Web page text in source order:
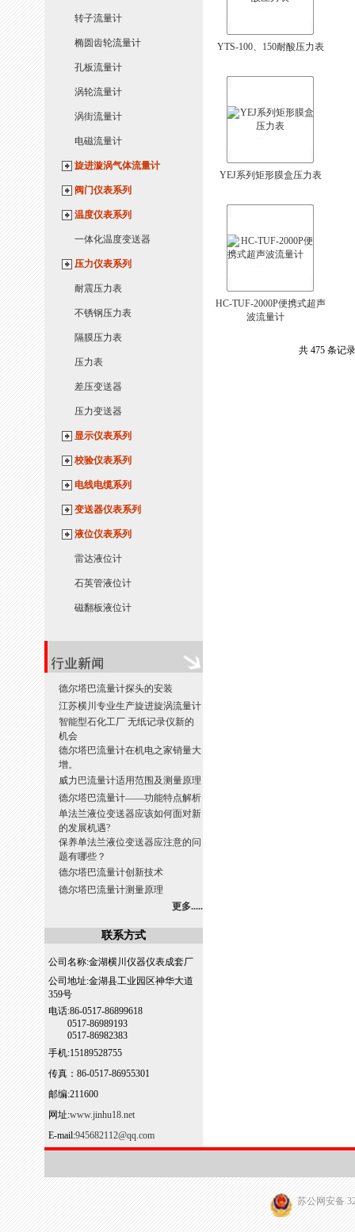
转子流量计
椭圆齿轮流量计
孔板流量计
涡轮流量计
涡街流量计
电磁流量计
旋进漩涡气体流量计
阀门仪表系列
温度仪表系列
一体化温度变送器
压力仪表系列
耐震压力表
不锈钢压力表
隔膜压力表
压力表
差压变送器
压力变送器
显示仪表系列
校验仪表系列
电线电缆系列
变送器仪表系列
液位仪表系列
雷达液位计
石英管液位计
磁翻板液位计
德尔塔巴流量计探头的安装
江苏横川专业生产旋进旋涡流量计
智能型石化工厂 无纸记录仪新的
机会
德尔塔巴流量计在机电之家销量大
增。
威力巴流量计适用范围及测量原理
德尔塔巴流量计——功能特点解析
单法兰液位变送器应该如何面对新
的发展机遇?
保养单法兰液位变送器应注意的问
题有哪些？
德尔塔巴流量计创新技术
德尔塔巴流量计测量原理
更多.....
联系方式
公司名称:金湖横川仪器仪表成套厂
公司地址:金湖县工业园区神华大道
359号
电话:86-0517-86899618
0517-86989193
0517-86982383
手机:15189528755
传真：86-0517-86955301
邮编:211600
网址:www.jinhu18.net
E-mail:945682112@qq.com
YTS-100、150耐酸压力表
YEJ系列矩形膜盒压力表
HC-TUF-2000P便携式超声
波流量计
共 475 条记
苏公网安备